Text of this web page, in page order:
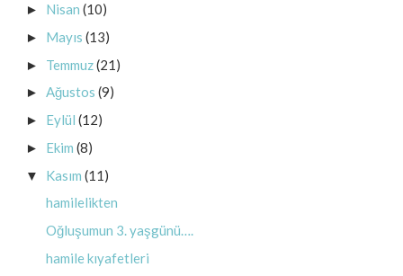
► Nisan (10)
► Mayıs (13)
► Temmuz(21)
► Ağustos (9)
► Eylül (12)
► Ekim (8)
▼ Kasım (11)
hamilelikten
Oğluşumun 3. yaşgünü….
hamile kıyafetleri